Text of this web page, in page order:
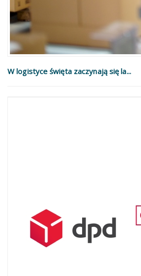
W logistyce święta zaczynają się la...